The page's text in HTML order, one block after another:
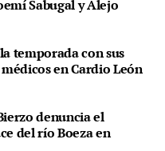
Sabugal y Alejo
temporada con sus
en Cardio León
denuncia el
del río Boeza en